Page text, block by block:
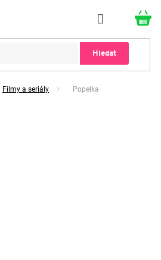
Hledat
Filmy a seriály Popelka